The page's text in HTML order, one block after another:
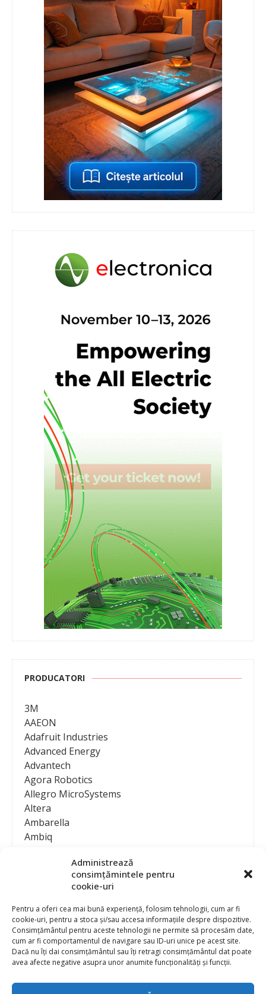
Administrează
consimțămintele pentru
cookie-uri
Pentru a oferi cea mai bună experiență, folosim tehnologii, cum ar fi
cookie-uri, pentru a stoca și/sau accesa informațiile despre dispozitive.
Consimțământul pentru aceste tehnologii ne permite să procesăm date,
cum ar fi comportamentul de navigare sau ID-uri unice pe acest site.
Dacă nu îți dai consimțământul sau îți retragi consimțământul dat poate
avea afecte negative asupra unor anumite funcționalități și funcții.
PRODUCATORI
3M
AAEON
Adafruit Industries
Advanced Energy
Advantech
Agora Robotics
Allegro MicroSystems
Altera
Ambarella
Ambiq
Analog Devices
Anritsu Corporation
Ansys
APS
Arduino
Arm
Asentics
ASM